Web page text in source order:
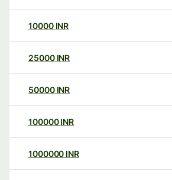
10000 INR
25000 INR
50000 INR
100000 INR
1000000 INR